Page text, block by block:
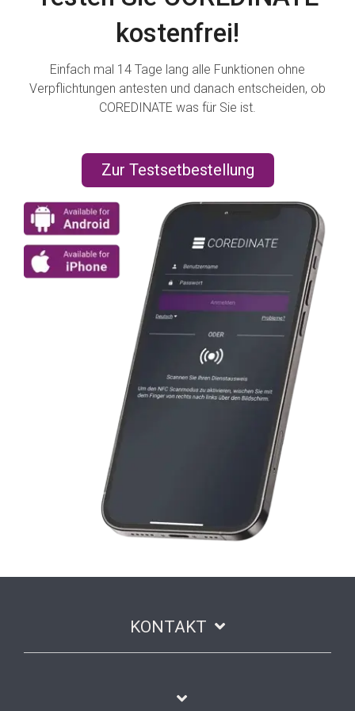
kostenfrei!
Einfach mal 14 Tage lang alle Funktionen ohne
Verpflichtungen antesten und danach entscheiden, ob
COREDINATE was für Sie ist.
Zur Testsetbestellung
KONTAKT